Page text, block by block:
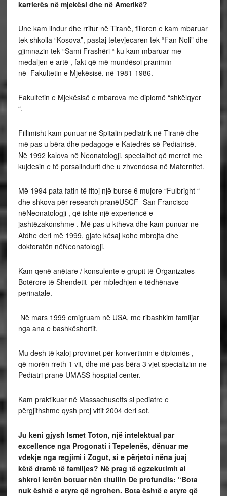
karrierës në mjekësi dhe nëAmerikë?
Une kam lindur dhe rritur në Tiranë, filloren e kam mbaruar
tek shkolla “Kosova”, pastaj tetevjecaren tek “Fan Noli” dhe
gjimnazin tek “Sami Frashëri “ ku kam mbaruar me
medaljen e artë , fakt që më mundësoi pranimin
në Fakultetin e Mjekësisë, në 1981-1986.
Fakultetin e Mjekësisë e mbarova me diplomë “shkëlqyer
“.
Fillimisht kam punuar në Spitalin pediatrik në Tiranë dhe
më pas u bëra dhe pedagoge e Katedrës së Pediatrisë.
Në 1992 kalova në Neonatologji, specialitet që merret me
kujdesin e të porsalindurit dhe u zhvendosa në Maternitet.
Më 1994 pata fatin të fitoj një burse 6 mujore “Fulbright “
dhe shkova për research pranëUSCF -San Francisco
nëNeonatologji , që ishte një experiencë e
jashtëzakonshme . Më pas u ktheva dhe kam punuar ne
Atdhe deri më 1999, gjate kësaj kohe mbrojta dhe
doktoratën nëNeonatologji.
Kam qenë anëtare / konsulente e grupit të Organizates
Botërore të Shendetit për mbledhjen e tëdhënave
perinatale.
Në mars 1999 emigruam në USA, me ribashkim familjar
nga ana e bashkëshortit.
Mu desh të kaloj provimet për konvertimin e diplomës ,
që morën rreth 1 vit, dhe më pas bëra 3 vjet specializim ne
Pediatri pranë UMASS hospital center.
Kam praktikuar në Massachusetts si pediatre e
përgjithshme qysh prej vitit 2004 deri sot.
Ju keni gjysh Ismet Toton, njëintelektual par
excellence nga Progonati i Tepelenës, dënuar me
vdekje nga regjimi i Zogut, si e përjetoi nëna juaj
këtëdramëtëfamiljes? Nëprag të egzekutimit ai
shkroi letrën botuar nën titullin De profundis: “Bota
nuk është e atyre që ngrohen. Bota është e atyre që